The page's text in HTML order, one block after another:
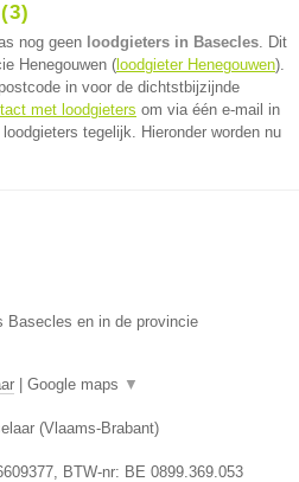
nog geen loodgieters in Basecles. Dit
Henegouwen ( loodgieter Henegouwen).
in voor de dichtstbijzijnde
met loodgieters om via één e-mail in
tegelijk. Hieronder worden nu
Basecles en in de provincie
Google maps ▼
(Vlaams-Brabant)
, BTW-nr: BE 0899.369.053